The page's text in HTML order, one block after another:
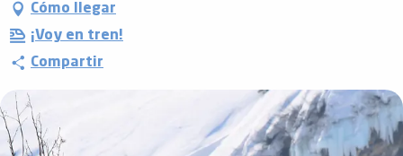
Cómo llegar
¡Voy en tren!
Compartir